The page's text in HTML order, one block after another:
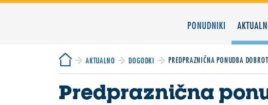
PONUDNIKI
AKTUALNO DOGODKI PREDPRAZNIČNA PONUDBA DOBROT
Predpraznična